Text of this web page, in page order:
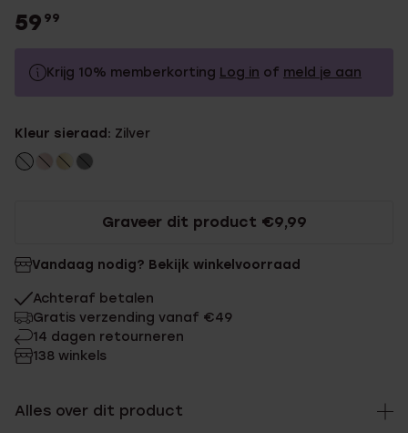
59 99
Krijg 10% memberkorting Log in of meld je aan
Zonder memberkorting
Kleur sieraad: Zilver
Graveer dit product €9,99
Vandaag nodig? Bekijk winkelvoorraad
Achteraf betalen
Gratis verzending vanaf €49
14 dagen retourneren
138 winkels
Alles over dit product